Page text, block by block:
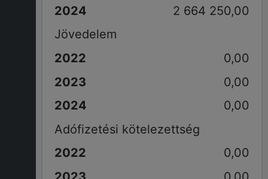
2 664 250,00
Jövedelem
0,00
0,00
0,00
Adófizetési kötelezettség
0,00